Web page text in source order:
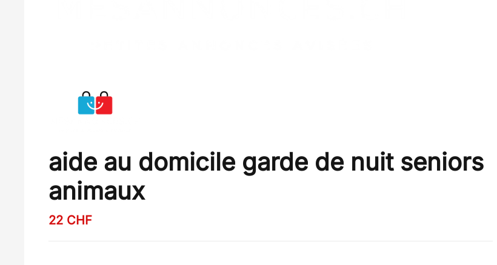
aide au domicile garde de nuit seniors
animaux
22 CHF